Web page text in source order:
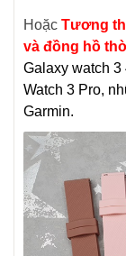
Hoặc Tương
và đồng hồ
Galaxy watch 3
Watch 3 Pro,
Garmin.